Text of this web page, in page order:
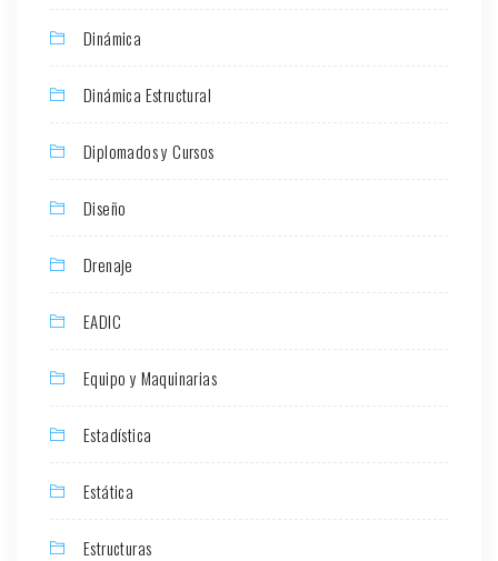
Dinámica
Dinámica Estructural
Diplomados y Cursos
Diseño
Drenaje
EADIC
Equipo y Maquinarias
Estadística
Estática
Estructuras